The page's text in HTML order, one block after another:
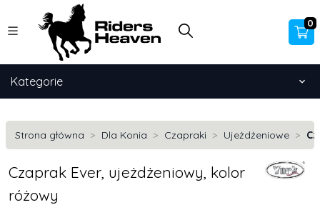
0
Kategorie
Strona główna Dla Konia Czapraki Ujeżdżeniowe
Czaprak Ever, ujeżdżeniowy, kolor
różowy